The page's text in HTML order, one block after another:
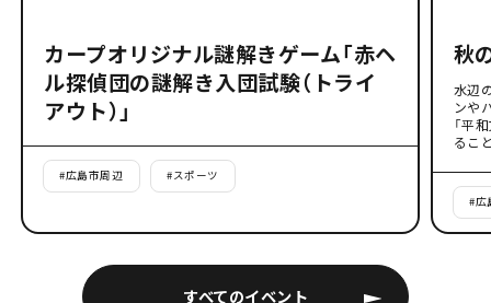
すべてのイベント
カープオリジナル謎解きゲーム「赤ヘ
ル探偵団の謎解き入団試験（トライ
アウト）」
#広島市周辺 #スポーツ
秋
水辺
ンや
「平
るこ
#広